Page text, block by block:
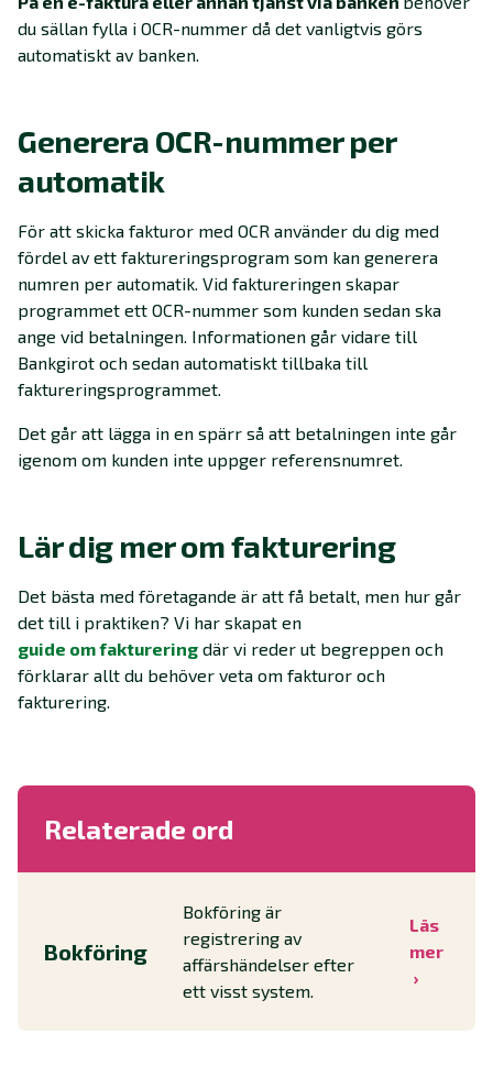
du sällan fylla i OCR-nummer då det vanligtvis görs
automatiskt av banken.
Generera OCR-nummer per
automatik
För att skicka fakturor med OCR använder du dig med
fördel av ett faktureringsprogram som kan generera
numren per automatik. Vid faktureringen skapar
programmet ett OCR-nummer som kunden sedan ska
ange vid betalningen. Informationen går vidare till
Bankgirot och sedan automatiskt tillbaka till
faktureringsprogrammet.
Det går att lägga in en spärr så att betalningen inte går
igenom om kunden inte uppger referensnumret.
Lär dig mer om fakturering
Det bästa med företagande är att få betalt, men hur går
det till i praktiken? Vi har skapat en
guide om fakturering där vi reder ut begreppen och
förklarar allt du behöver veta om fakturor och
fakturering.
Relaterade ord
Bokföring
Bokföring är
registrering av
affärshändelser efter
ett visst system.
Läs
mer